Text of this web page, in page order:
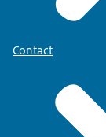
Contact